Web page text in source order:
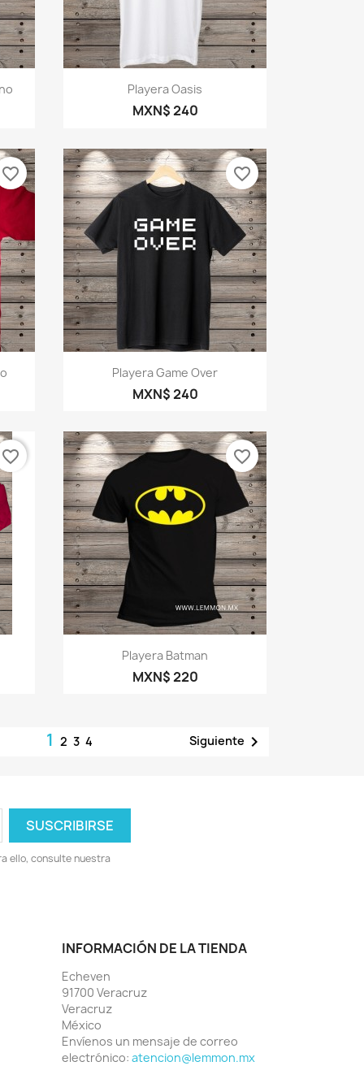
Vista rápida
Playera Oasis
MXN$ 240
favorite_border
Vista rápida
Playera Game Over
MXN$ 240
favorite_border
favorite_border
Vista rápida
Playera Batman
MXN$ 220
favorite_border
1 2 3 4 Siguiente 
ello, consulte nuestra
INFORMACIÓN DE LA TIENDA
Echeven
91700 Veracruz
Veracruz
México
Envíenos un mensaje de correo
electrónico: atencion@lemmon.mx